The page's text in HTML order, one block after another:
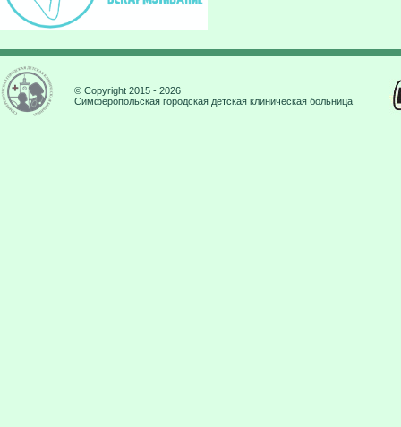
© Copyright 2015 - 2026
Симферопольская городская детская клиническая больница